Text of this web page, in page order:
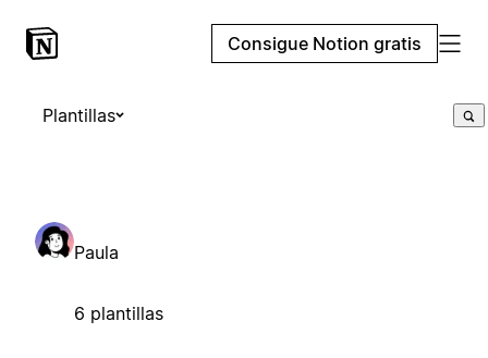
Consigue Notion gratis
Plantillas
Paula
6 plantillas